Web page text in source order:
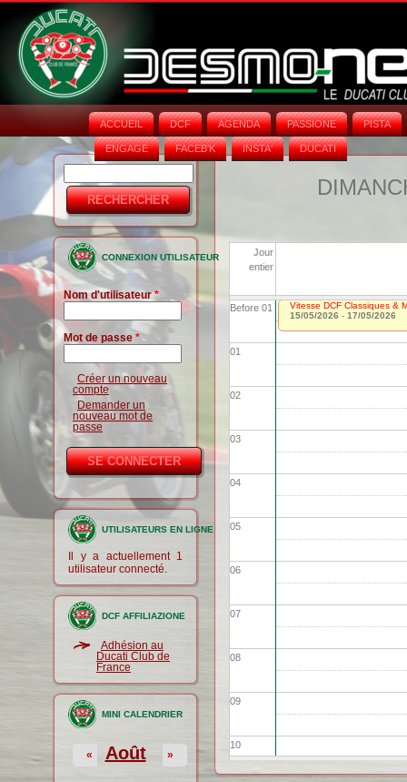
ACCUEIL DCF AGENDA PASSIONE PISTA
ENGAGE FACEB'K INSTA‘ DUCATI
Formulaire
de
recherche
CONNEXION UTILISATEUR
Nom d'utilisateur*
Mot de passe *
Créer un nouveau
compte
Demander un
nouveau mot de
passe
UTILISATEURS EN LIGNE
Il y a actuellement 1
utilisateur connecté.
DCF AFFILIAZIONE
Adhésion au
Ducati Club de
France
MINI CALENDRIER
Août
« »
Jour
entier
Before 01
01
02
03
04
05
06
07
08
09
10
Vitesse DCF Classiques &
15/05/2026 - 17/05/2026